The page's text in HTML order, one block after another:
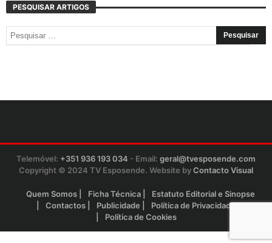
PESQUISAR ARTIGOS
Telemóvel: +351 936 193 034 - Email: geral@tvesposende.com
Copyright © 2024 TV Esposende. Website byContacto Visual
Quem Somos Ficha Técnica
Estatuto Editorial e Sinopse
Contactos
Publicidade
Política de Privacidade
Política de Cookies